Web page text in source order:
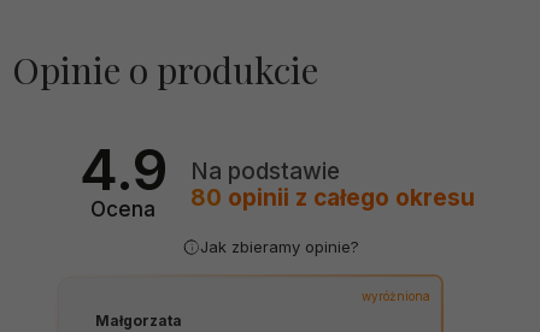
Opinie o produkcie
4.9
Ocena
Na podstawie
80 opinii z całego okresu
Jak zbieramy opinie?
wyróżniona
Małgorzata